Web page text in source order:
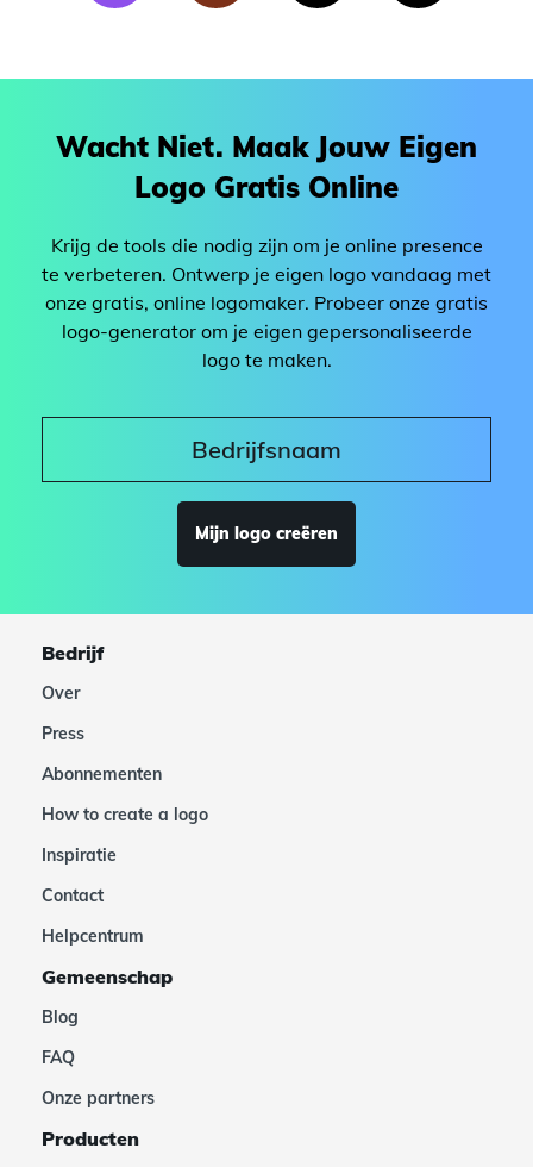
Wacht Niet. Maak Jouw Eigen
Logo Gratis Online
Krijg de tools die nodig zijn om je online presence
te verbeteren. Ontwerp je eigen logo vandaag met
onze gratis, online logomaker. Probeer onze gratis
logo-generator om je eigen gepersonaliseerde
logo te maken.
Mijn logo creëren
Bedrijf
Over
Press
Abonnementen
How to create a logo
Inspiratie
Contact
Helpcentrum
Gemeenschap
Blog
FAQ
Onze partners
Producten